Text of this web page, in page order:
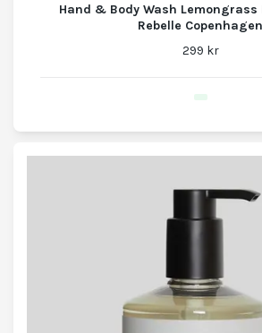
Hand & Body Wash
Rebelle Copenhagen
299 kr